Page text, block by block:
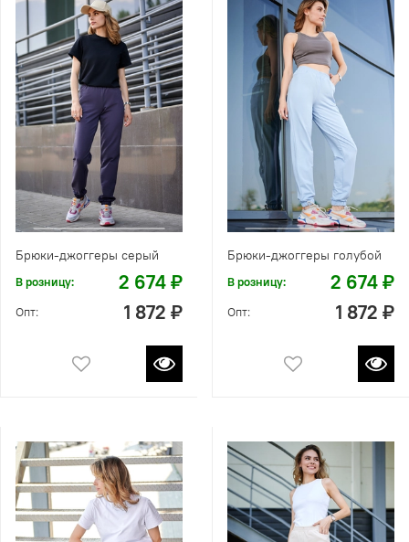
Брюки-джоггеры серый
В розницу: 2 674 ₽
Опт: 1 872 ₽
Брюки-джоггеры голубой
В розницу: 2 674 ₽
Опт: 1 872 ₽